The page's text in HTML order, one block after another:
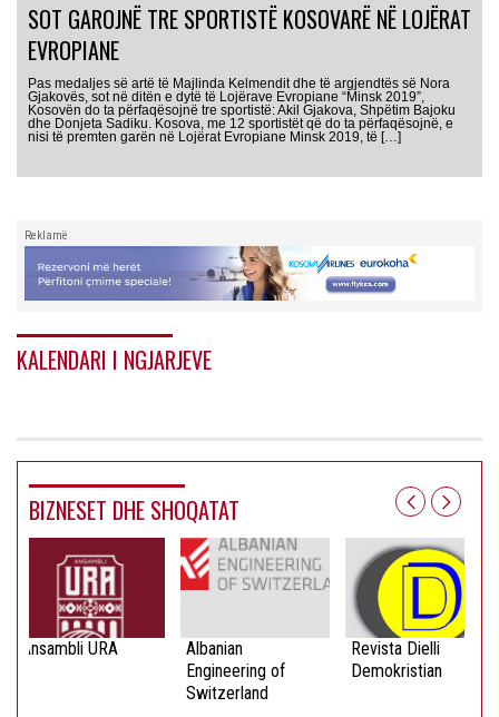
SOT GAROJNË TRE SPORTISTË KOSOVARË NË LOJËRAT
EVROPIANE
Pas medaljes së artë të Majlinda Kelmendit dhe të argjendtës së Nora
Gjakovës, sot në ditën e dytë të Lojërave Evropiane “Minsk 2019”,
Kosovën do ta përfaqësojnë tre sportistë: Akil Gjakova, Shpëtim Bajoku
dhe Donjeta Sadiku. Kosova, me 12 sportistët që do ta përfaqësojnë, e
nisi të premten garën në Lojërat Evropiane Minsk 2019, të […]
Reklamë
KALENDARI I NGJARJEVE
BIZNESET DHE SHOQATAT
Ansambli URA
Albanian
Engineering of
Switzerland
Revista Dielli
Demokristian